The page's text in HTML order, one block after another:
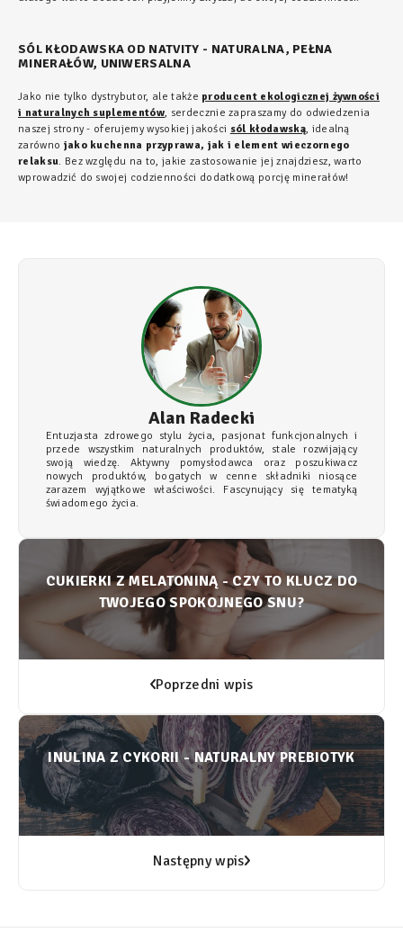
SÓL KŁODAWSKA OD NATVITY - NATURALNA, PEŁNA
MINERAŁÓW, UNIWERSALNA
Jako nie tylko dystrybutor, ale także producent ekologicznej żywności
i naturalnych suplementów, serdecznie zapraszamy do odwiedzenia
naszej strony - oferujemy wysokiej jakości sól kłodawską, idealną
zarówno jako kuchenna przyprawa, jak i element wieczornego
relaksu. Bez względu na to, jakie zastosowanie jej znajdziesz, warto
wprowadzić do swojej codzienności dodatkową porcję minerałów!
Alan Radecki
Entuzjasta zdrowego stylu życia, pasjonat funkcjonalnych i
przede wszystkim naturalnych produktów, stale rozwijający
swoją wiedzę. Aktywny pomysłodawca oraz poszukiwacz
nowych produktów, bogatych w cenne składniki niosące
zarazem wyjątkowe właściwości. Fascynujący się tematyką
świadomego życia.
CUKIERKI Z MELATONINĄ - CZY TO KLUCZ DO
TWOJEGO SPOKOJNEGO SNU?
Poprzedni wpis
INULINA Z CYKORII - NATURALNY PREBIOTYK
Następny wpis